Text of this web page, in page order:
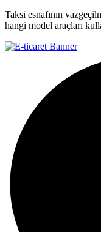
Taksi esnafının
hangi model araçları